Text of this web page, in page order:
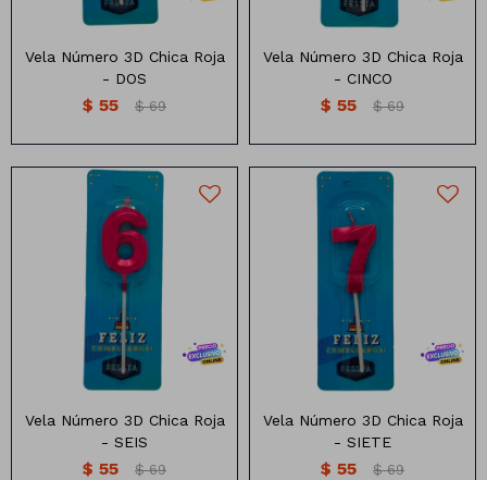
Vela Número 3D Chica Roja
- DOS
$ 55 $ 69
Vela Número 3D Chica Roja
- CINCO
$ 55 $ 69
Vela de Cumpleaños 3d
chica color rojo (5CM)
Vela Número 3D Chica Roja
- SEIS
$ 55 $ 69
Vela de Cumpleaños 3d
chica color rojo (5CM)
Vela Número 3D Chica Roja
- SIETE
$ 55 $ 69